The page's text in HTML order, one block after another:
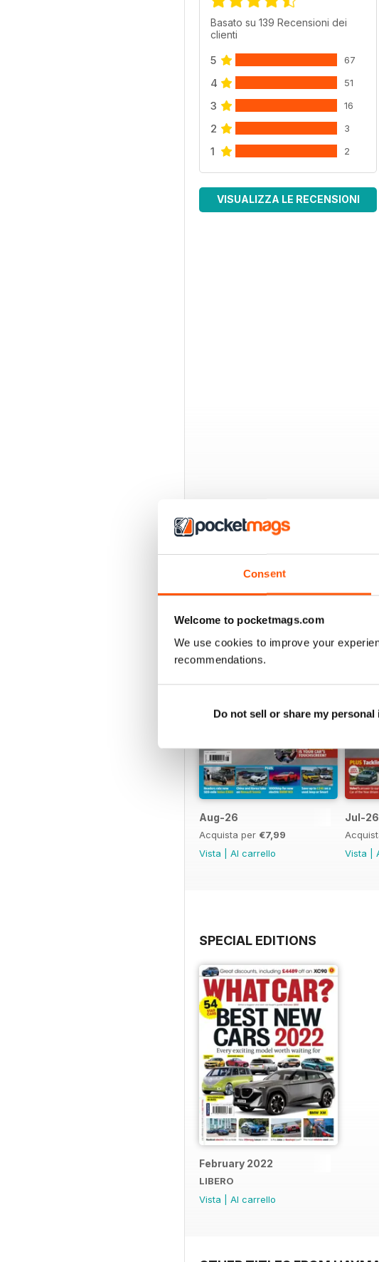
Consent
Welcome to pocketmags.com
We use cookies to improve your
recommendations.
Do not sell or share my
Basato su 139 Recensioni dei
clienti
5 67
4 51
3 16
2 3
1 2
VISUALIZZA LE RECENSIONI
EDIZIONI INDIETRO
Aug-26
Acquista per €7,99
Vista
Al carrello
Jul-26
Vista
SPECIAL EDITIONS
February 2022
LIBERO
Vista
Al carrello